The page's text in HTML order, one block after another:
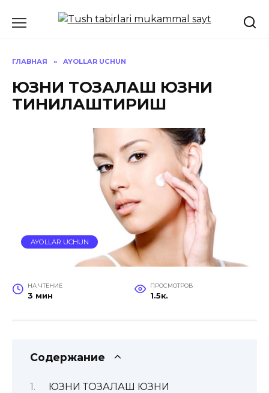
ГЛАВНАЯ » AYOLLAR UCHUN
ЮЗНИ ТОЗАЛАШ ЮЗНИ
ТИНИҚЛАШТИРИШ
AYOLLAR UCHUN
НА ЧТЕНИЕ
3 мин
ПРОСМОТРОВ
1.5к.
Содержание
ЮЗНИ ТОЗАЛАШ ЮЗНИ